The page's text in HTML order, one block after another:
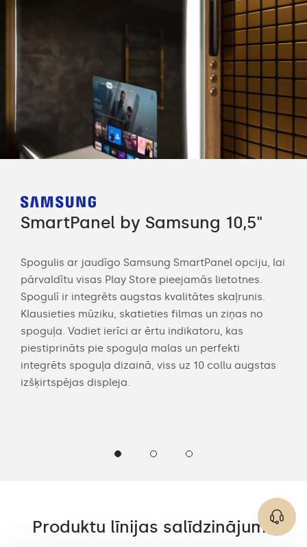
SmartPanel by Samsung 10,5"
Spogulis ar jaudīgo Samsung SmartPanel opciju, lai
pārvaldītu visas Play Store pieejamās lietotnes.
Spogulī ir integrēts augstas kvalitātes skaļrunis.
Klausieties mūziku, skatieties filmas un ziņas no
spoguļa. Vadiet ierīci ar ērtu indikatoru, kas
piestiprināts pie spoguļa malas un perfekti
integrēts spoguļa dizainā, viss uz 10 collu augstas
izšķirtspējas displeja.
Produktu līnijas salīdzinājums